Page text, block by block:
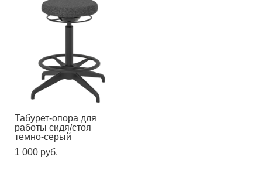
Табурет-опора для
работы сидя/стоя
темно-серый
1 000 pуб.